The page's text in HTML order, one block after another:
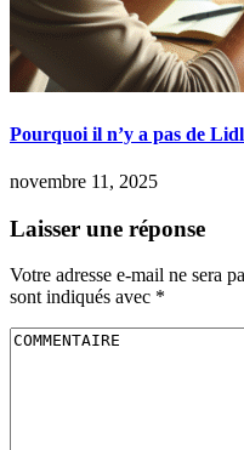
Pourquoi il n’y a pas de
novembre 11, 2025
Laisser une réponse
Votre adresse e-mail ne sera
sont indiqués avec *